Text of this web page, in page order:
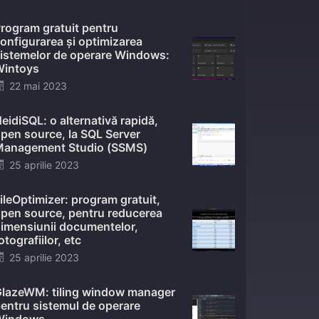
gratuit pentru
și optimizarea
de operare Windows:
Posted
22 mai 2023
o alternativă rapidă,
source, la SQL Server
Studio (SSMS)
Posted
25 aprilie 2023
program gratuit,
source, pentru reducerea
documentelor,
etc
Posted
25 aprilie 2023
tiling window manager
sistemul de operare